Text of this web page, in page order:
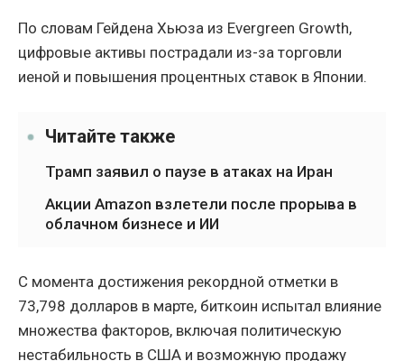
По словам Гейдена Хьюза из Evergreen Growth,
цифровые активы пострадали из-за торговли
иеной и повышения процентных ставок в Японии.
Читайте также
Трамп заявил о паузе в атаках на Иран
Акции Amazon взлетели после прорыва в
облачном бизнесе и ИИ
С момента достижения рекордной отметки в
73,798 долларов в марте, биткоин испытал влияние
множества факторов, включая политическую
нестабильность в США и возможную продажу